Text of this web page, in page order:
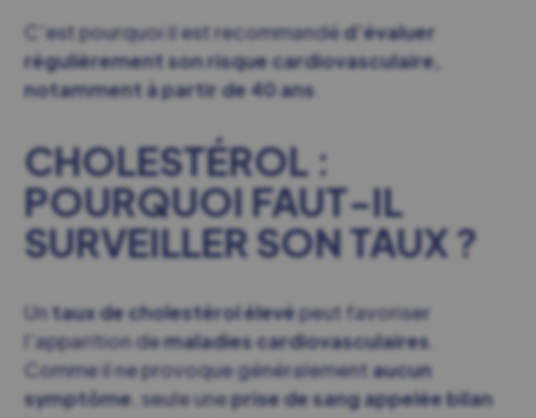
C’est pourquoi il est recommandéd’évaluer
régulièrement son risque cardiovasculaire,
notamment à partir de 40 ans
CHOLESTÉROL :
POURQUOI FAUT-IL
SURVEILLER SON TAUX ?
Untaux de cholestérol élevépeut favoriser
l’apparition demaladies cardiovasculaires
Comme il ne provoque généralementaucun
symptôme , seule uneprise de sang appelée bilan